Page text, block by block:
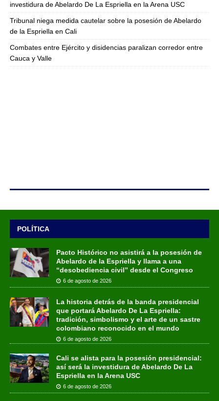
investidura de Abelardo De La Espriella en la Arena USC
Tribunal niega medida cautelar sobre la posesión de Abelardo
de la Espriella en Cali
Combates entre Ejército y disidencias paralizan corredor entre
Cauca y Valle
POLÍTICA
Pacto Histórico no asistirá a la posesión de
Abelardo de la Espriella y llama a una
“desobediencia civil” desde el Congreso
6 de agosto de 2026
La historia detrás de la banda presidencial
que portará Abelardo De La Espriella:
tradición, simbolismo y el arte de un sastre
colombiano reconocido en el mundo
6 de agosto de 2026
Cali se alista para la posesión presidencial:
así será la investidura de Abelardo De La
Espriella en la Arena USC
6 de agosto de 2026